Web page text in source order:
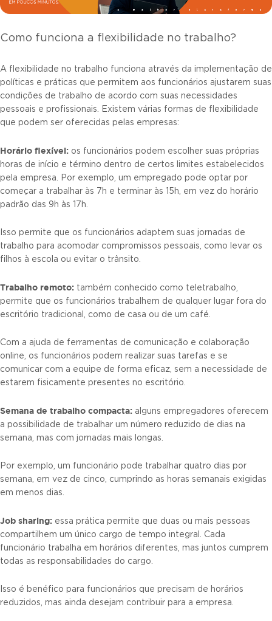
Como funciona a flexibilidade no trabalho?
A flexibilidade no trabalho funciona através da implementação de
políticas e práticas que permitem aos funcionários ajustarem suas
condições de trabalho de acordo com suas necessidades
pessoais e profissionais. Existem várias formas de flexibilidade
que podem ser oferecidas pelas empresas:
Horário flexível: os funcionários podem escolher suas próprias
horas de início e término dentro de certos limites estabelecidos
pela empresa. Por exemplo, um empregado pode optar por
começar a trabalhar às 7h e terminar às 15h, em vez do horário
padrão das 9h às 17h.
Isso permite que os funcionários adaptem suas jornadas de
trabalho para acomodar compromissos pessoais, como levar os
filhos à escola ou evitar o trânsito.
Trabalho remoto: também conhecido como teletrabalho,
permite que os funcionários trabalhem de qualquer lugar fora do
escritório tradicional, como de casa ou de um café.
Com a ajuda de ferramentas de comunicação e colaboração
online, os funcionários podem realizar suas tarefas e se
comunicar com a equipe de forma eficaz, sem a necessidade de
estarem fisicamente presentes no escritório.
Semana de trabalho compacta: alguns empregadores oferecem
a possibilidade de trabalhar um número reduzido de dias na
semana, mas com jornadas mais longas.
Por exemplo, um funcionário pode trabalhar quatro dias por
semana, em vez de cinco, cumprindo as horas semanais exigidas
em menos dias.
Job sharing: essa prática permite que duas ou mais pessoas
compartilhem um único cargo de tempo integral. Cada
funcionário trabalha em horários diferentes, mas juntos cumprem
todas as responsabilidades do cargo.
Isso é benéfico para funcionários que precisam de horários
reduzidos, mas ainda desejam contribuir para a empresa.